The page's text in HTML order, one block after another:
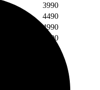
3990
4490
4990
5490